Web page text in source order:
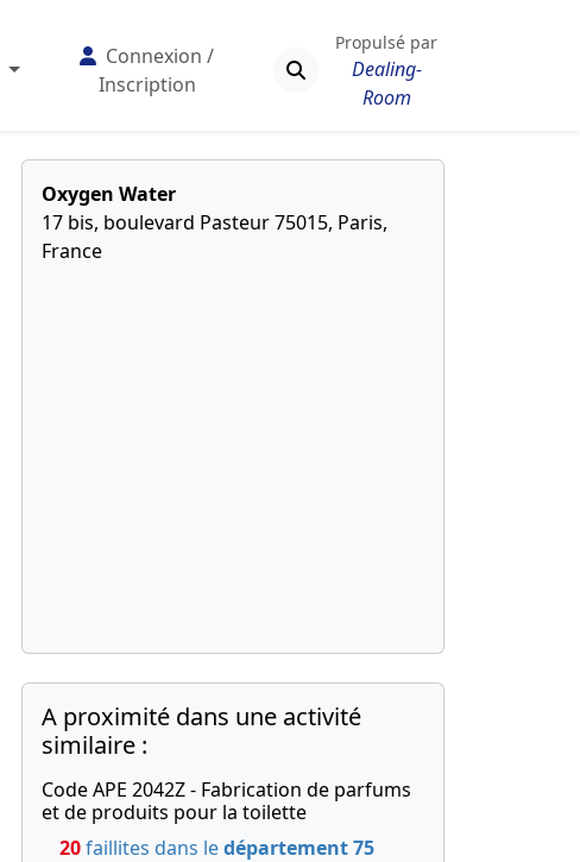
Connexion /
Inscription
Propulsé par
Dealing-
Room
Oxygen Water
17 bis, boulevard Pasteur 75015, Paris,
France
A proximité dans une activité
similaire :
Code APE 2042Z - Fabrication de parfums
et de produits pour la toilette
20faillites dans ledépartement 75